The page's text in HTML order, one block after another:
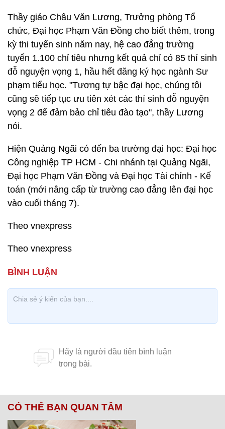
Thầy giáo Châu Văn Lương, Trưởng phòng Tổ
chức, Đại học Phạm Văn Đồng cho biết thêm, trong
kỳ thi tuyển sinh năm nay, hệ cao đẳng trường
tuyển 1.100 chỉ tiêu nhưng kết quả chỉ có 85 thí sinh
đỗ nguyện vọng 1, hầu hết đăng ký học ngành Sư
phạm tiểu học. "Tương tự bậc đại học, chúng tôi
cũng sẽ tiếp tục ưu tiên xét các thí sinh đỗ nguyện
vọng 2 để đảm bảo chỉ tiêu đào tạo", thầy Lương
nói.
Hiện Quảng Ngãi có đến ba trường đại học: Đại học
Công nghiệp TP HCM - Chi nhánh tại Quảng Ngãi,
Đại học Phạm Văn Đồng và Đại học Tài chính - Kế
toán (mới nâng cấp từ trường cao đẳng lên đại học
vào cuối tháng 7).
Theo vnexpress
Theo vnexpress
CÓ THỂ BẠN QUAN TÂM